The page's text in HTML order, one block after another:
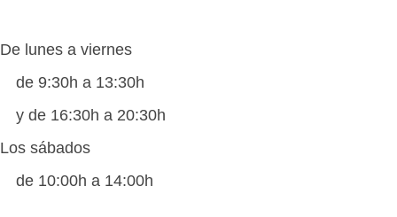
De lunes a viernes
de 9:30h a 13:30h
y de 16:30h a 20:30h
Los sábados
de 10:00h a 14:00h